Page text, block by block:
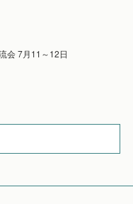
会 7月11～12日